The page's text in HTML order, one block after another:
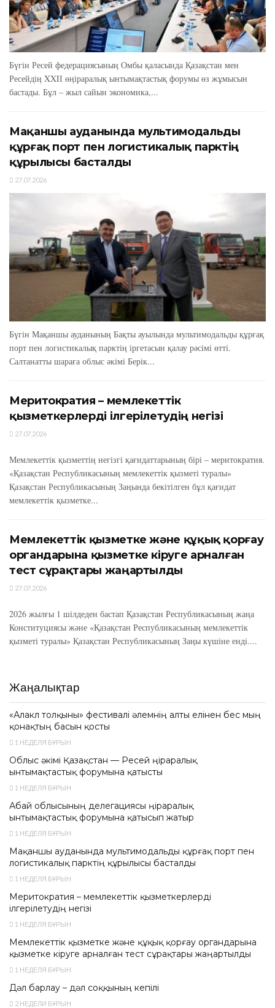
Бүгін Ресей федерациясының Омбы қаласында Қазақстан мен
Ресейдің XXIІ өңіраралық ынтымақтастық форумы өз жұмысын
бастады. Бұл – жыл сайын экономика,...
Мақаншы ауданында мультимодальды
құрғақ порт пен логистикалық парктің
құрылысы басталды
27.07.2026
Бүгін Мақаншы ауданының Бақты ауылында мультимодальды құрғақ
порт пен логистикалық парктің іргетасын қалау рәсімі өтті.
Салтанатты шараға облыс әкімі Берік...
Меритократия – мемлекеттік
қызметкерлерді ілгерілетудің негізі
27.07.2026
Мемлекеттік қызметтің негізгі қағидаттарының бірі – меритократия.
«Қазақстан Республикасының мемлекеттік қызметі туралы»
Қазақстан Республикасының Заңында бекітілген бұл қағидат
мемлекеттік қызметке...
Мемлекеттік қызметке және құқық қорғау
органдарына қызметке кіруге арналған
тест сұрақтары жаңартылды
27.07.2026
2026 жылғы 1 шілдеден бастап Қазақстан Республикасының жаңа
Конституциясы және «Қазақстан Республикасының мемлекеттік
қызметі туралы» Қазақстан Республикасының Заңы күшіне енді....
Жаңалықтар
«Алакөл толқыны» фестивалі әлемнің алты елінен бес мың
қонақтың басын қосты
1 НЕДЕЛЯ БҰРЫН
Облыс әкімі Қазақстан — Ресей өңіраралық
ынтымақтастық форумына қатысты
1 НЕДЕЛЯ БҰРЫН
Абай облысының делегациясы өңіраралық
ынтымақтастық форумына қатысып жатыр
1 НЕДЕЛЯ БҰРЫН
Мақаншы ауданында мультимодальды құрғақ порт пен
логистикалық парктің құрылысы басталды
1 НЕДЕЛЯ БҰРЫН
Меритократия – мемлекеттік қызметкерлерді
ілгерілетудің негізі
1 НЕДЕЛЯ БҰРЫН
Мемлекеттік қызметке және құқық қорғау органдарына
қызметке кіруге арналған тест сұрақтары жаңартылды
1 НЕДЕЛЯ БҰРЫН
Дәл барлау – дәл соққының кепілі
2 НЕДЕЛИ БҰРЫН